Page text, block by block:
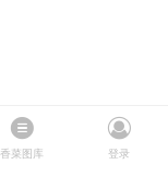
香菜图库 登录